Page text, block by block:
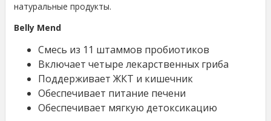
натуральные продукты.
Belly Mend
Смесь из 11 штаммов пробиотиков
Включает четыре лекарственных гриба
Поддерживает ЖКТ и кишечник
Обеспечивает питание печени
Обеспечивает мягкую детоксикацию